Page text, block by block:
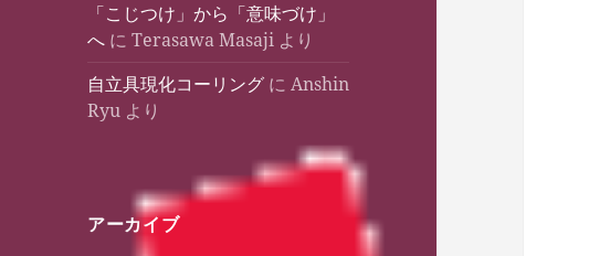
「こじつけ」から「意味づけ」
へ にTerasawa Masaji より
自立具現化コーリング にAnshin
Ryu より
アーカイブ